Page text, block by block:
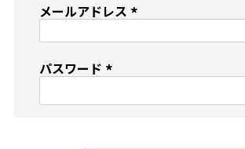
ペア商品
ランキング
メールアドレス
必
)
パスワード
必